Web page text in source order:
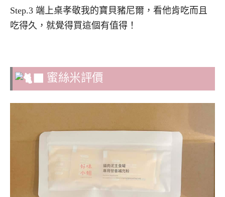
Step.3 端上桌孝敬我的寶貝豬尼爾，看他肯吃而且
吃得久，就覺得買這個有值得！
蜜絲米評價